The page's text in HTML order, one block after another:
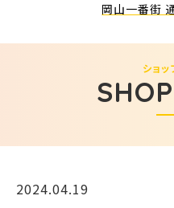
岡山一番街
ショッ
2024.04.19